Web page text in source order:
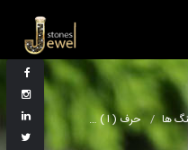
ها حرف ( ا ) اپال آنداموکایی